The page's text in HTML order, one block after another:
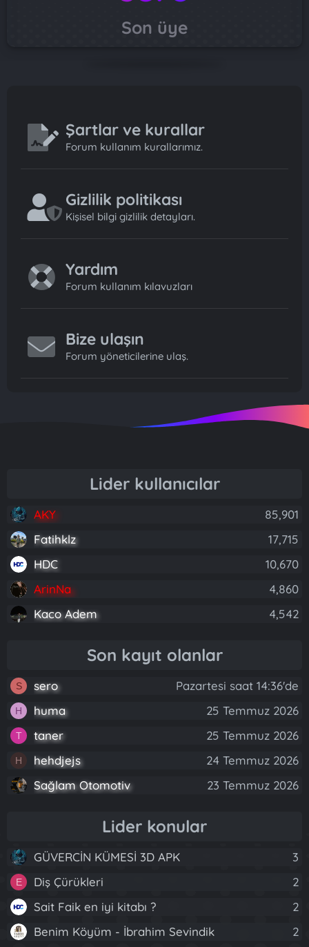
Son üye
Şartlar ve kurallar
Forum kullanım kurallarımız.
Gizlilik politikası
Kişisel bilgi gizlilik detayları.
Yardım
Forum kullanım kılavuzları
Bize ulaşın
Forum yöneticilerine ulaş.
Lider kullanıcılar
AKY
85,901
Fatihklz
17,715
HDC
10,670
ArinNa
4,860
Kaco Adem
4,542
Son kayıt olanlar
S sero Pazartesi saat 14:36'de
H huma 25 Temmuz 2026
T taner 25 Temmuz 2026
H hehdjejs
24 Temmuz 2026
Sağlam Otomotiv
23 Temmuz 2026
Lider konular
GÜVERCİN KÜMESİ 3D APK 3
E Diş Çürükleri
2
Sait Faik en iyi kitabı ?
2
Benim Köyüm - İbrahim Sevindik
2